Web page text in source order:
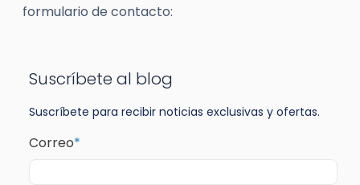
formulario de contacto:
Suscríbete al blog
Suscríbete para recibir noticias exclusivas y ofertas.
Correo*